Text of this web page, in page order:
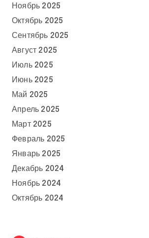
Ноябрь 2025
Октябрь 2025
Сентябрь 2025
Август 2025
Июль 2025
Июнь 2025
Май 2025
Апрель 2025
Март 2025
Февраль 2025
Январь 2025
Декабрь 2024
Ноябрь 2024
Октябрь 2024